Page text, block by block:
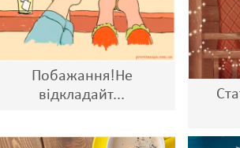
Побажання!Не
відкладайт...